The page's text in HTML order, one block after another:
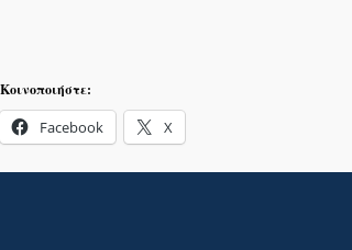
Κοινοποιήστε:
Facebook X